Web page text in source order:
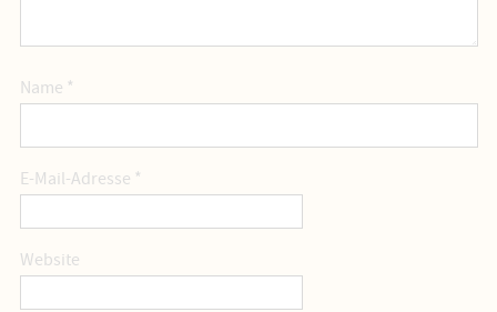
Name *
E-Mail-Adresse *
Website